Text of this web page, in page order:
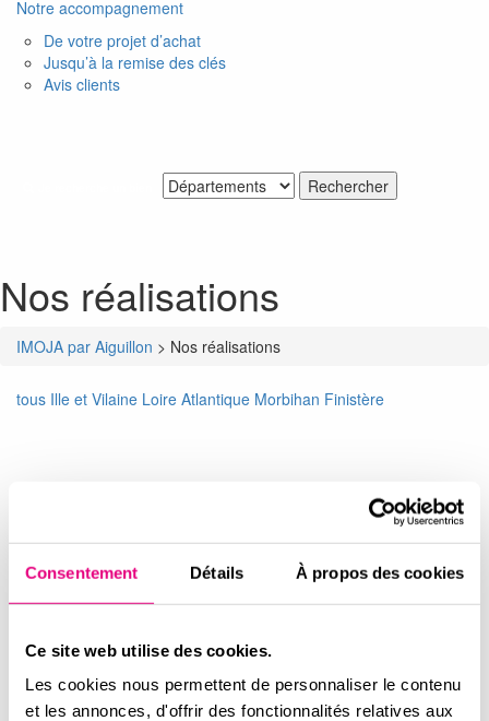
Consentement Détails À propos des cookies
Ce site web utilise des cookies.
Les cookies nous permettent de personnaliser le contenu
et les annonces, d'offrir des fonctionnalités relatives aux
Notre accompagnement
De votre projet d’achat
Jusqu’à la remise des clés
Avis clients
Nos réalisations
IMOJA par Aiguillon > Nos réalisations
tous Ille et Vilaine Loire Atlantique Morbihan Finistère